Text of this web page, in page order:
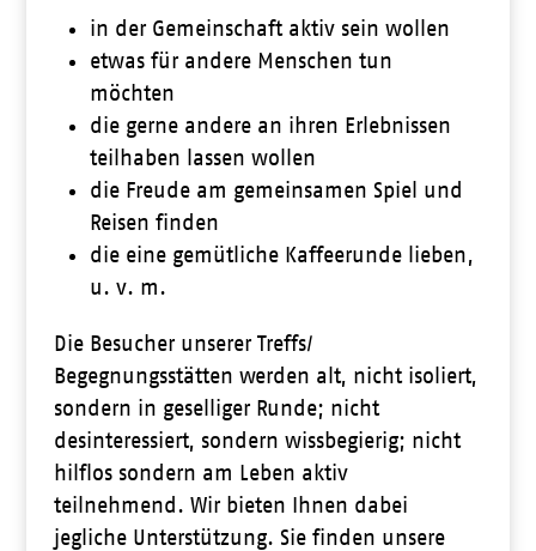
in der Gemeinschaft aktiv sein wollen
etwas für andere Menschen tun
möchten
die gerne andere an ihren Erlebnissen
teilhaben lassen wollen
die Freude am gemeinsamen Spiel und
Reisen finden
die eine gemütliche Kaffeerunde lieben,
u. v. m.
Die Besucher unserer Treffs/
Begegnungsstätten werden alt, nicht isoliert,
sondern in geselliger Runde; nicht
desinteressiert, sondern wissbegierig; nicht
hilflos sondern am Leben aktiv
teilnehmend. Wir bieten Ihnen dabei
jegliche Unterstützung. Sie finden unsere